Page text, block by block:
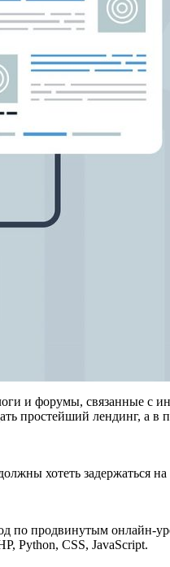
и форумы, связанные с
простейший лендинг, а в
хотеть задержаться
продвинутым онлайн-
Python, CSS, JavaScript.